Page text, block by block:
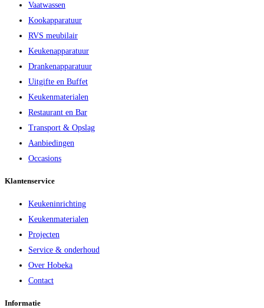
Vaatwassen
Kookapparatuur
RVS meubilair
Keukenapparatuur
Drankenapparatuur
Uitgifte en Buffet
Keukenmaterialen
Restaurant en Bar
Transport & Opslag
Aanbiedingen
Occasions
Klantenservice
Keukeninrichting
Keukenmaterialen
Projecten
Service & onderhoud
Over Hobeka
Contact
Informatie